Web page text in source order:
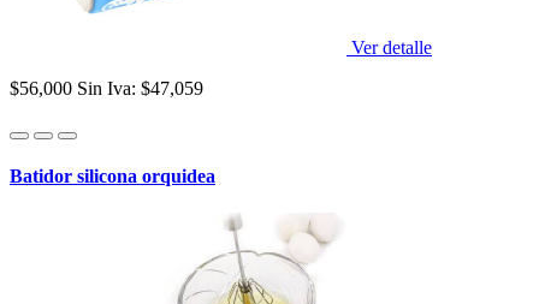
Ver detalle
$56,000 Sin Iva: $47,059
Batidor silicona orquidea